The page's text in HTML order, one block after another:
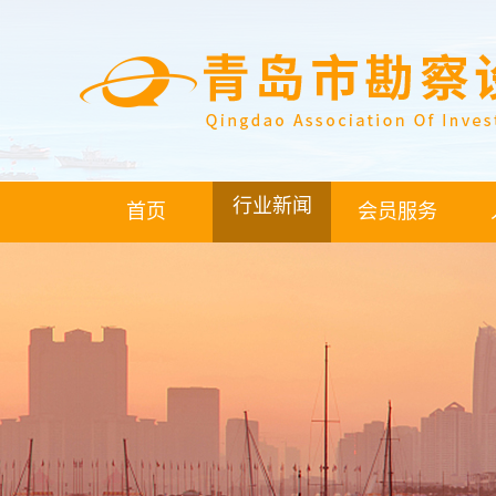
首页 行业新闻 会员服务